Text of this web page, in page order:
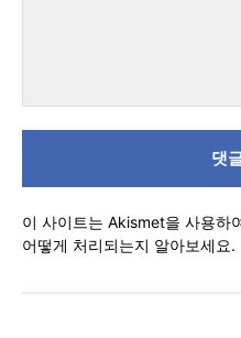
이 사이트는 Akismet을 사용하
어떻게 처리되는지 알아보세요.